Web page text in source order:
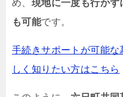
め、 現地に一度も行かず
も可能です。
手続きサポートが可能
しく知りたい方はこちら